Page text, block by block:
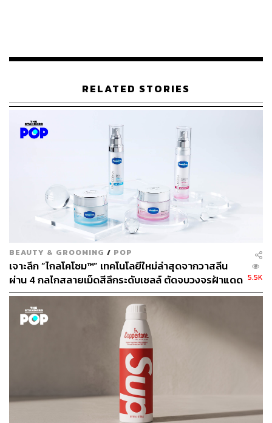
เชื่อไหมว่าการทำผิวให้ชุ่มชื่นเป็นทุนเดิมอยู่เสมอสามารถ
ทำให้คุณลดความเสี่ยงต่อปัญหาผิวอื่นๆ ที่จะตามมาในระยะ
ยาว ราวกับการเสริมเกราะความแข็งแรงให้กับผิวนั่นเอง ลอง
เพิ่มเซรั่มที่มีส่วนผสมของไฮยาลูรอนิกแอซิดเข้าไปในสกิน
แคร์รูทีน เพราะ
นอกจากจะช่วยกักเก็บความชุ่มชื่นในชั้นผิว
แล้วยังให้สัมผัสที่สบายผิว ไม่เหนียวเหนอะหนะอีกด้วย
มอยส์เจอไรเซอร์ชนิดออยล์ฟรี
มอยส์เจอไรเซอร์ที่เราเห็นส่วนใหญ่ในท้องตลาดมักจะมีส่วน
ผสมของออยล์เพื่อการบำรุงที่เข้มข้นยิ่งขึ้น ซึ่งใครหลายคนก็
มักจะเลี่ยงการทามอยส์เจอไรเซอร์ในช่วงหน้าร้อน แต่อันที่
จริงแล้วเรายังสามารถใช้ได้ตามปกติ เพียงแต่เปลี่ยนมาใช้
มอยส์เจอไรเซอร์ชนิดออยล์ฟรีแทน เพื่อไม่ให้ผิวรู้สึกหนักจน
เกินไป แถมยังลดการเกิดสิวอุดตันไปได้ในตัว
6. ปกป้องอีกขั้นด้วยเซรั่มวิตามินซี
วิตามินซี ส่วนผสมแสนธรรมดาตัวนี้แหละที่ตอบโจทย์หน้า
ร้อนนี้สุดๆ นอกจากคุณสมบัติในการเพิ่มความกระจ่างใส
กระตุ้นการสร้างคอลลาเจนให้ผิวแล้ว วิตามินซียังสามารถ
RELATED STORIES
BEAUTY & GROOMING / POP
เจาะลึก “ไกลโคโซม™” เทคโนโลยีใหม่ล่าสุดจากวาสลีน
ผ่าน 4 กลไกสลายเม็ดสีลึกระดับเซลล์ ตัดจบวงจรฝ้าแดด
และจุดด่างดำ เพื่อผิวกระจ่างใสใน 2 สัปดาห์
[Advertorial]
5.5K